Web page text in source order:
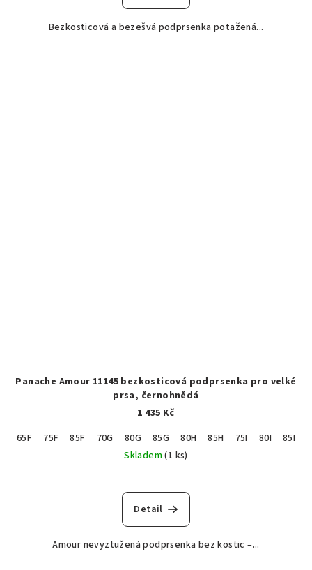
Bezkosticová a bezešvá podprsenka potažená...
Panache Amour 11145 bezkosticová podprsenka pro velké
prsa, černohnědá
1 435 Kč
65F
75F 85F 70G 80G 85G 80H 85H 75I 80I
85I
Skladem(1 ks)
Detail
Amour nevyztužená podprsenka bez kostic –...